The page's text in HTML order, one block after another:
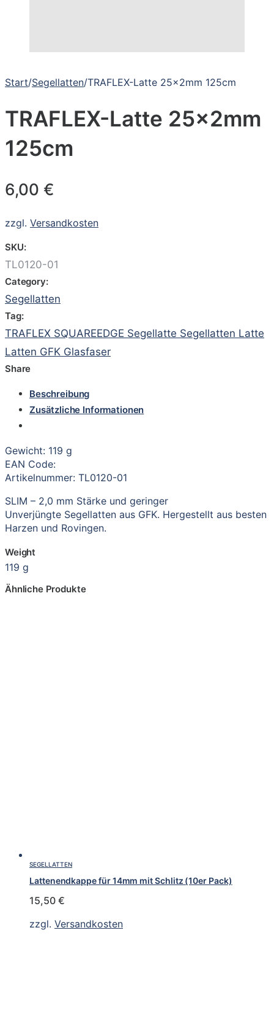
Start/Segellatten/TRAFLEX-Latte 25x2mm 125cm
TRAFLEX-Latte 25x2mm
125cm
6,00 €
zzgl. Versandkosten
SKU:
TL0120-01
Category:
Segellatten
Tag:
TRAFLEX SQUAREEDGE Segellatte Segellatten Latte
Latten GFK Glasfaser
Share
Beschreibung
Zusätzliche Informationen
Gewicht: 119 g
EAN Code:
Artikelnummer: TL0120-01
SLIM – 2,0 mm Stärke und geringer
Unverjüngte Segellatten aus GFK. Hergestellt aus besten
Harzen und Rovingen.
Weight
119 g
Ähnliche Produkte
SEGELLATTEN
Lattenendkappe für 14mm mit Schlitz (10er Pack)
15,50 €
zzgl. Versandkosten